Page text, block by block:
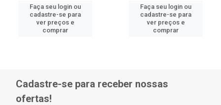
Faça seu login ou
cadastre-se para
ver preços e
comprar
Faça seu login ou
cadastre-se para
ver preços e
comprar
Cadastre-se para receber nossas
ofertas!